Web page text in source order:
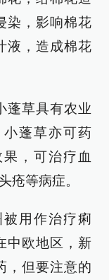
染，影响棉花
液，造成棉花
蓬草具有农业
蓬草亦可药
，可治疗血
疮等病症。
用作治疗痢
中欧地区，新
，但要注意的